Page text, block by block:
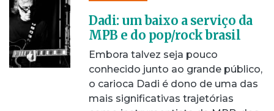
Dadi: um baixo a serviço da
MPB e do pop/rock brasil
Embora talvez seja pouco
conhecido junto ao grande público,
o carioca Dadi é dono de uma das
mais significativas trajetórias